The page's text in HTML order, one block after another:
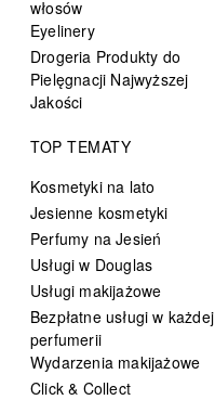
włosów
Eyelinery
Drogeria Produkty do
Pielęgnacji Najwyższej
Jakości
TOP TEMATY
Kosmetyki na lato
Jesienne kosmetyki
Perfumy na Jesień
Usługi w Douglas
Usługi makijażowe
Bezpłatne usługi w każdej
perfumerii
Wydarzenia makijażowe
Click & Collect